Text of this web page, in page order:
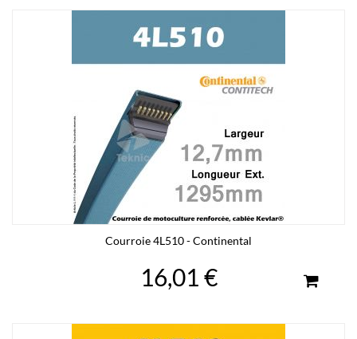
Courroie 4L510 - Continental
16,01 €